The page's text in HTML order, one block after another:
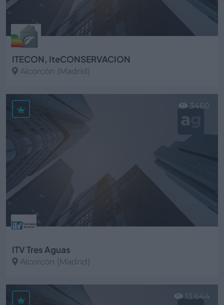
ITECON, IteCONSERVACION
Alcorcón (Madrid)
Ver más
ITV Tres Aguas
Alcorcón (Madrid)
Ver más
3460
13.644